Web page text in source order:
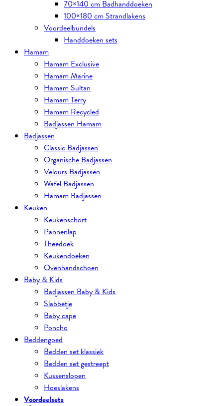
70×140 cm Badhanddoeken
100×180 cm Strandlakens
Voordeelbundels
Handdoeken sets
Hamam
Hamam Exclusive
Hamam Marine
Hamam Sultan
Hamam Terry
Hamam Recycled
Badjassen Hamam
Badjassen
Classic Badjassen
Organische Badjassen
Velours Badjassen
Wafel Badjassen
Hamam Badjassen
Keuken
Keukenschort
Pannenlap
Theedoek
Keukendoeken
Ovenhandschoen
Baby & Kids
Badjassen Baby & Kids
Slabbetje
Baby cape
Poncho
Beddengoed
Bedden set klassiek
Bedden set gestreept
Kussenslopen
Hoeslakens
Voordeelsets